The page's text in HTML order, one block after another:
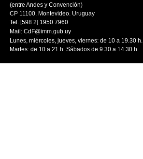
(entre Andes y Convención)
CP 11100. Montevideo. Uruguay
Tel: [598 2] 1950 7960
Mail: CdF@imm.gub.uy
Lunes, miércoles, jueves, viernes: de 10 a 19.30 h.
Martes: de 10 a 21 h. Sábados de 9.30 a 14.30 h.